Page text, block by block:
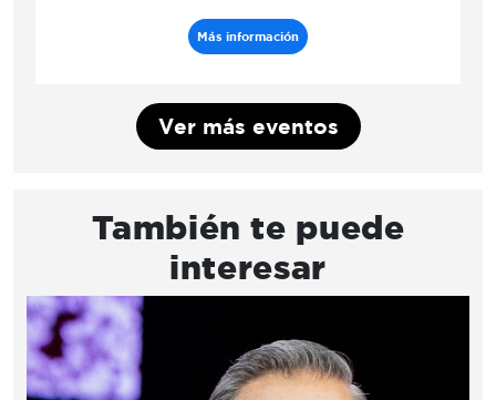
Más información
Ver más eventos
También te puede
interesar